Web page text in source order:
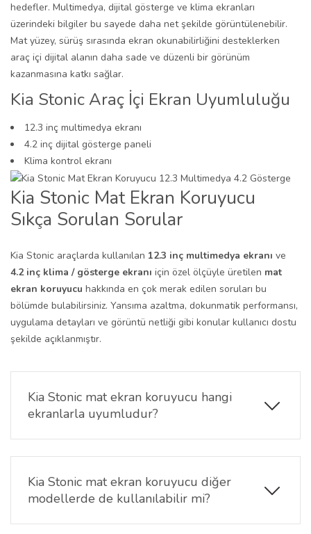
hedefler. Multimedya, dijital gösterge ve klima ekranları
üzerindeki bilgiler bu sayede daha net şekilde görüntülenebilir.
Mat yüzey, sürüş sırasında ekran okunabilirliğini desteklerken
araç içi dijital alanın daha sade ve düzenli bir görünüm
kazanmasına katkı sağlar.
Kia Stonic Araç İçi Ekran Uyumluluğu
12.3 inç multimedya ekranı
4.2 inç dijital gösterge paneli
Klima kontrol ekranı
Kia Stonic Mat Ekran Koruyucu
Sıkça Sorulan Sorular
Kia Stonic araçlarda kullanılan 12.3 inç multimedya ekranı ve
4.2 inç klima / gösterge ekranı için özel ölçüyle üretilen mat
ekran koruyucu hakkında en çok merak edilen soruları bu
bölümde bulabilirsiniz. Yansıma azaltma, dokunmatik performansı,
uygulama detayları ve görüntü netliği gibi konular kullanıcı dostu
şekilde açıklanmıştır.
Kia Stonic mat ekran koruyucu hangi
ekranlarla uyumludur?
Bu ürün,Kia Stonicmodellerinde bulunan12.3 inç
multimedya ekranıve4.2 inç klima / gösterge
ekranı
ile uyumludur. Her iki ekran için özel ölçüye
göre üretilmiştir ve mat yüzeye sahiptir.
Kia Stonic mat ekran koruyucu diğer
modellerde de kullanılabilir mi?
Hayır. Her modelin ekran boyutu ve çerçeve yapısı